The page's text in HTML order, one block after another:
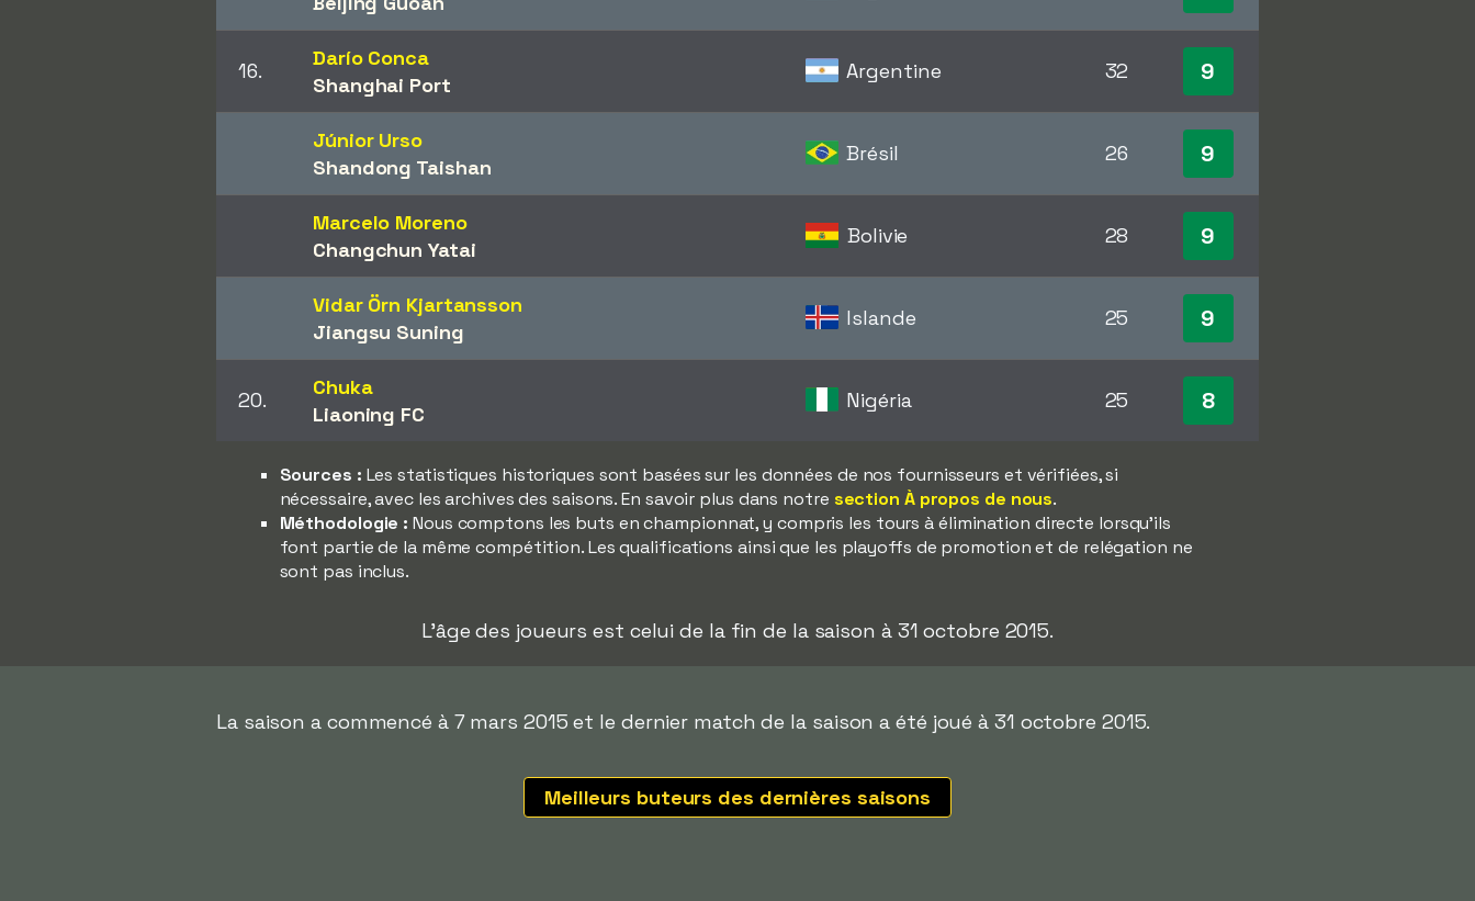
16.
Darío Conca
Shanghai Port
Argentine 32 9
Júnior Urso
Shandong Taishan
Brésil 26 9
Marcelo Moreno
Changchun Yatai
Bolivie 28 9
Vidar Örn Kjartansson
Jiangsu Suning
Islande 25 9
20.
Chuka
Liaoning FC
Nigéria 25 8
Sources : Les statistiques historiques sont basées sur les données de nos fournisseurs et vérifiées, si
nécessaire, avec les archives des saisons. En savoir plus dans notre section À propos de nous.
Méthodologie : Nous comptons les buts en championnat, y compris les tours à élimination directe lorsqu'ils
font partie de la même compétition. Les qualifications ainsi que les playoffs de promotion et de relégation ne
sont pas inclus.
L'âge des joueurs est celui de la fin de la saison à 31 octobre 2015.
La saison a commencé à 7 mars 2015 et le dernier match de la saison a été joué à 31 octobre 2015.
Meilleurs buteurs des dernières saisons